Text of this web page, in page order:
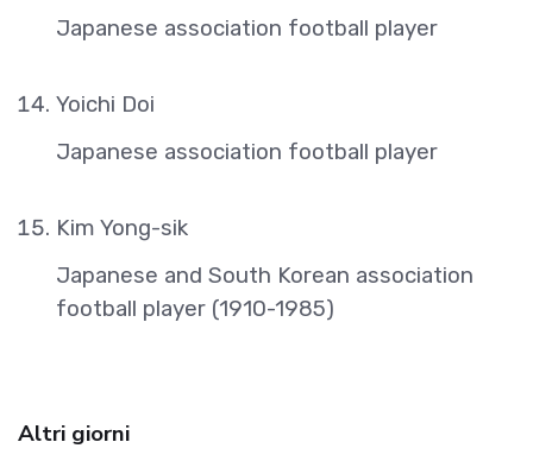
Japanese association football player
Yoichi Doi
Japanese association football player
Kim Yong-sik
Japanese and South Korean association
football player (1910-1985)
Altri giorni